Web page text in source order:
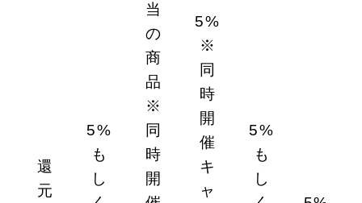
還
元
5%
も
し
当
の
商
品
※
同
時
開
5%
※
同
時
開
催
キ
ャ
5%
も
し